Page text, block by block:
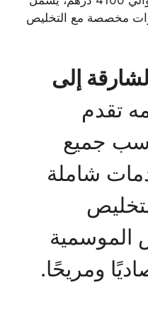
مخصصة مع التخليص
إلى
تقدم
جميع
شاملة
الموسمية
ومريحًا.